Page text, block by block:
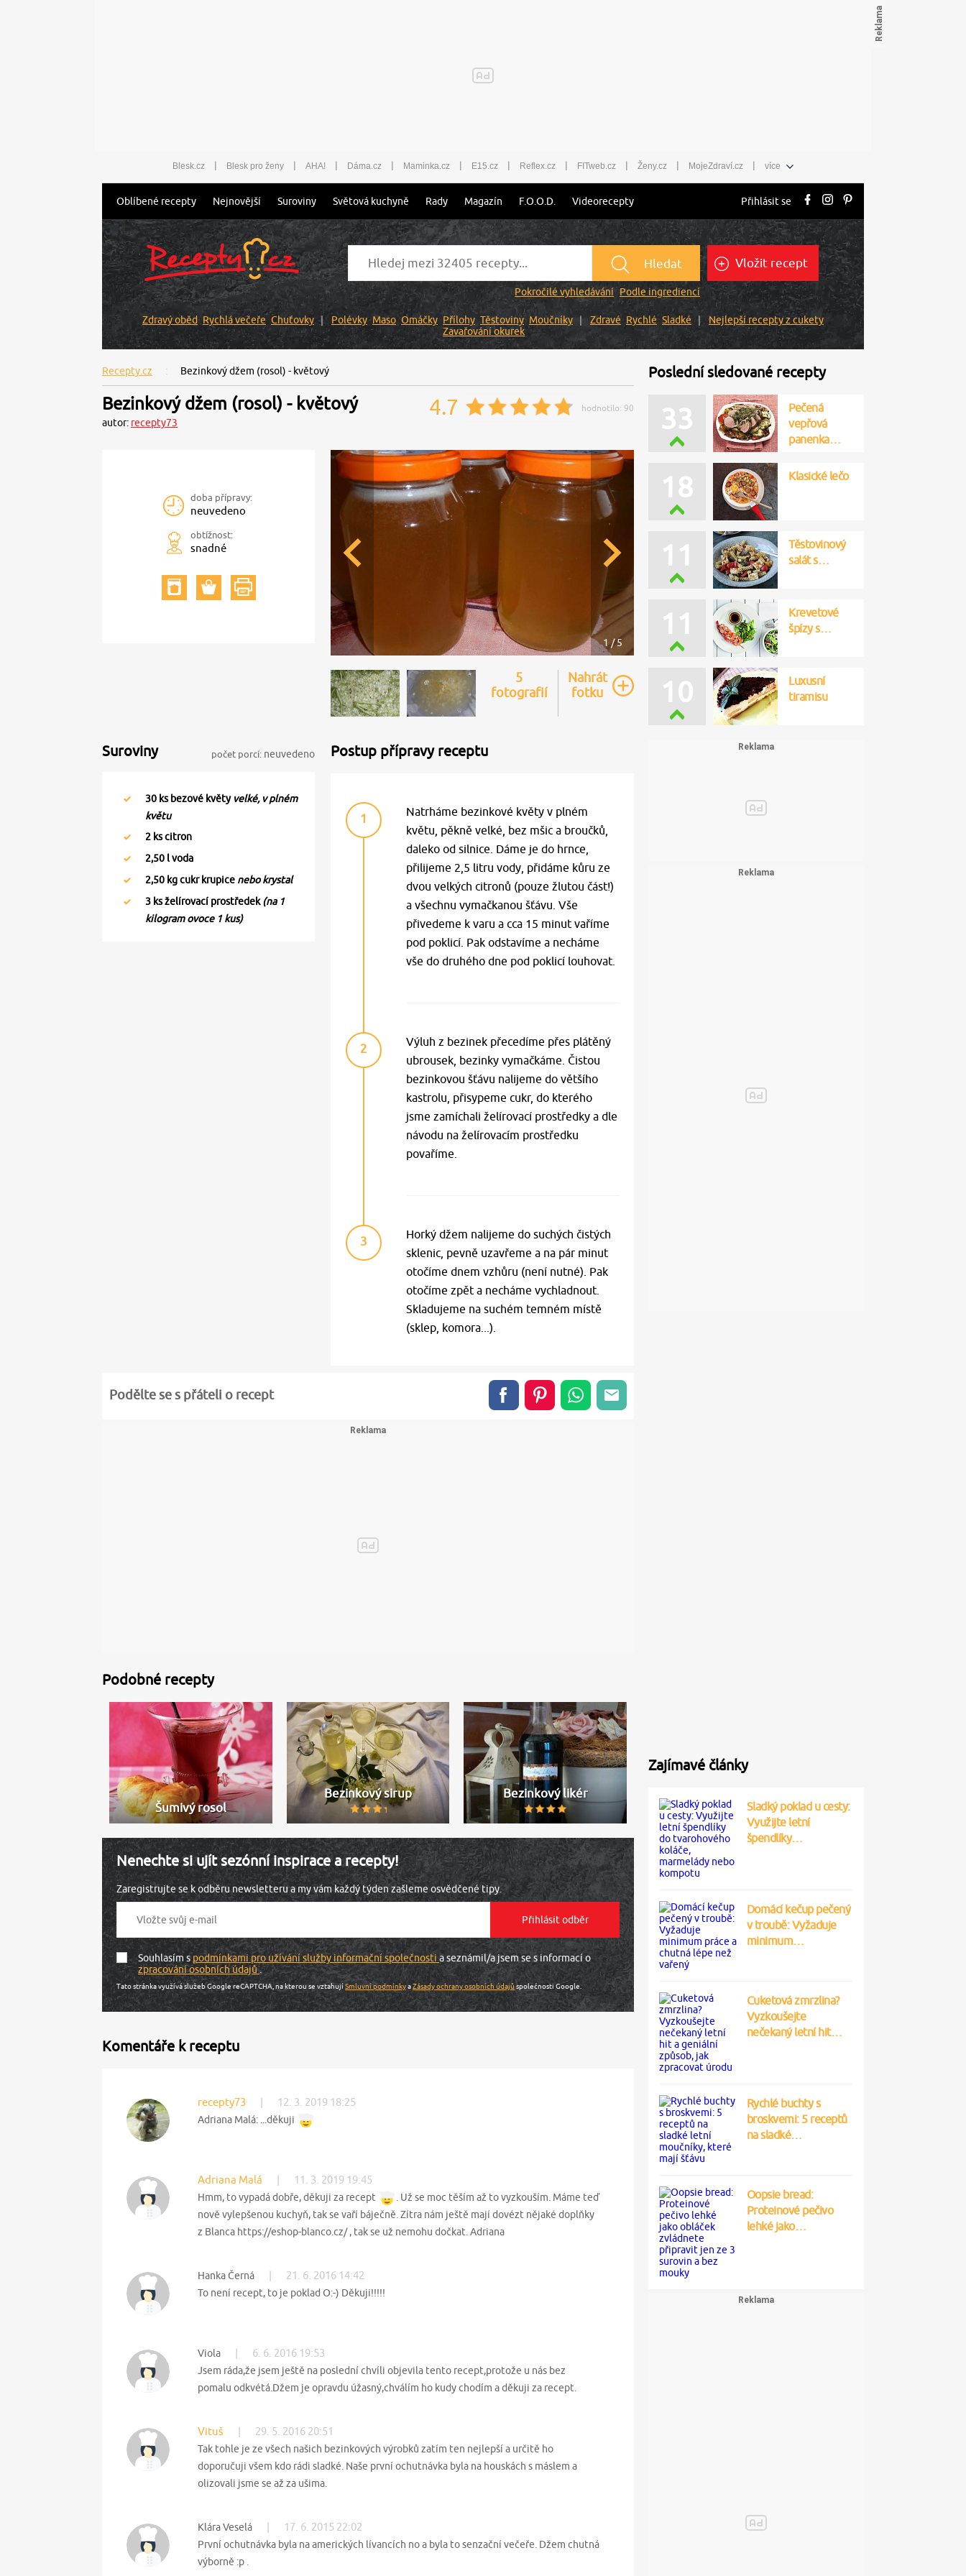
Blesk.cz | Blesk pro ženy | AHA! | Dáma.cz | Maminka.cz | E15.cz | Reflex.cz | FITweb.cz | Ženy.cz | MojeZdraví.cz | více
Oblíbené recepty Nejnovější Suroviny Světová kuchyně Rady Magazín F.O.O.D. Videorecepty Přihlásit se
Hledat
Pokročilé vyhledávání Podle ingrediencí
Vložit recept
Zdravý oběd Rychlá večeře Chuťovky Polévky Maso Omáčky Přílohy Těstoviny Moučníky Zdravé Rychlé Sladké
Nejlepší recepty z cukety
Zavařování okurek
Recepty.cz Bezinkový džem (rosol) - květový
Bezinkový džem (rosol) - květový
autor: recepty73
4.7 hodnotilo: 90
doba přípravy:
neuvedeno
obtížnost:
snadné
1 / 5
5
fotografií
Nahrát
fotku
Suroviny počet porcí: neuvedeno
30 ks bezové květy velké, v plném
květu
2 ks citron
2,50 l voda
2,50 kg cukr krupice nebo krystal
3 ks želírovací prostředek(na 1
kilogram ovoce 1 kus)
Postup přípravy receptu
1
Natrháme bezinkové květy v plném
květu, pěkně velké, bez mšic a broučků,
daleko od silnice. Dáme je do hrnce,
přilijeme 2,5 litru vody, přidáme kůru ze
dvou velkých citronů (pouze žlutou část!)
a všechnu vymačkanou šťávu. Vše
přivedeme k varu a cca 15 minut vaříme
pod poklicí. Pak odstavíme a necháme
vše do druhého dne pod poklicí louhovat.
2
Výluh z bezinek přecedíme přes plátěný
ubrousek, bezinky vymačkáme. Čistou
bezinkovou šťávu nalijeme do většího
kastrolu, přisypeme cukr, do kterého
jsme zamíchali želírovací prostředky a dle
návodu na želírovacím prostředku
povaříme.
3
Horký džem nalijeme do suchých čistých
sklenic, pevně uzavřeme a na pár minut
otočíme dnem vzhůru (není nutné). Pak
otočíme zpět a necháme vychladnout.
Skladujeme na suchém temném místě
(sklep, komora...).
Podělte se s přáteli o recept
Podobné recepty
Šumivý rosol
Bezinkový sirup Bezinkový likér
Nenechte si ujít sezónní inspirace a recepty!
Zaregistrujte se k odběru newsletteru a my vám každý týden zašleme osvědčené tipy.
Souhlasím spodmínkami pro užívání služby informační společnosti a seznámil/a jsem se s informací o
zpracování osobních údajů.
Tato stránka využívá služeb Google reCAPTCHA, na kterou se vztahujíSmluvní podmínkyaZásady ochrany osobních údajůspolečnosti Google.
Komentáře k receptu
recepty73 12. 3. 2019 18:25
Adriana Malá: ...děkuji
Adriana Malá 11. 3. 2019 19:45
Hmm, to vypadá dobře, děkuji za recept
. Už se moc těším až to vyzkouším. Máme teď
nově vylepšenou kuchyň, tak se vaří báječně. Zítra nám ještě mají dovézt nějaké doplňky
z Blanca https://eshop-blanco.cz/ , tak se už nemohu dočkat. Adriana
Hanka Černá 21. 6. 2016 14:42
To není recept, to je poklad O:-) Děkuji!!!!!
Viola 6. 6. 2016 19:53
Jsem ráda,že jsem ještě na poslední chvíli objevila tento recept,protože u nás bez
pomalu odkvétá.Džem je opravdu úžasný,chválím ho kudy chodím a děkuji za recept.
Vituš 29. 5. 2016 20:51
Tak tohle je ze všech našich bezinkových výrobků zatím ten nejlepší a určitě ho
doporučuji všem kdo rádi sladké. Naše první ochutnávka byla na houskách s máslem a
olizovali jsme se až za ušima.
Klára Veselá 17. 6. 2015 22:02
První ochutnávka byla na amerických lívancích no a byla to senzační večeře. Džem chutná
výborně :p .
Poslední sledované recepty
33
Pečená
vepřová
panenka…
18 Klasické lečo
10
Luxusní
tiramisu
11
Těstovinový
salát s…
11
Krevetové
špízy s…
Zajímavé články
Sladký poklad u cesty:
Využijte letní
špendlíky…
Domácí kečup pečený
v troubě: Vyžaduje
minimum…
Cuketová zmrzlina?
Vyzkoušejte
nečekaný letní hit…
Rychlé buchty s
broskvemi: 5 receptů
na sladké…
Oopsie bread:
Proteinové pečivo
lehké jako…